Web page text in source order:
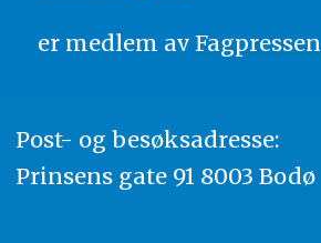
er medlem av Fagpressen
Post- og besøksadresse:
Prinsens gate 91 8003 Bodø